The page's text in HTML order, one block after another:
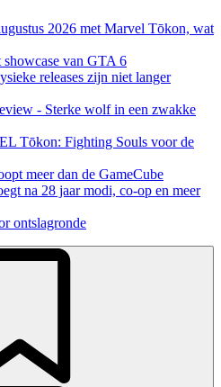
2026 met Marvel Tōkon, wat
van GTA 6
releases zijn niet langer
- Sterke wolf in een zwakke
Tōkon: Fighting Souls voor de
meer dan de GameCube
na 28 jaar modi, co-op en meer
ontslagronde